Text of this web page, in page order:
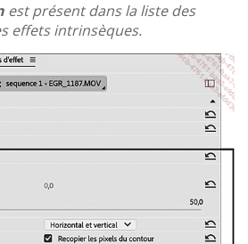
est présent dans la liste des
effets intrinsèques.